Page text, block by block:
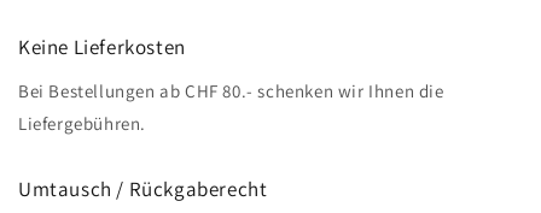
Keine Lieferkosten
Bei Bestellungen ab CHF 80.- schenken wir Ihnen die
Liefergebühren.
Umtausch / Rückgaberecht